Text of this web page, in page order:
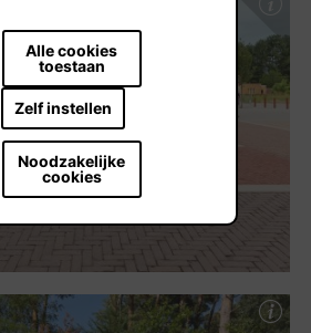
Alle cookies
toestaan
Zelf instellen
Noodzakelijke
cookies